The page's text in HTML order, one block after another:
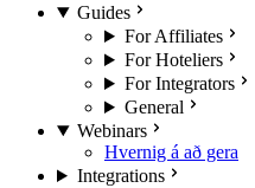
Guides
For Affiliates
For Hoteliers
For Integrators
General
Webinars
Hvernig á að gera
Integrations